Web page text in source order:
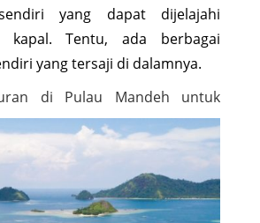
yang dapat dijelajahi
kapal. Tentu, ada berbagai
yang tersaji di dalamnya.
di Pulau Mandeh untuk